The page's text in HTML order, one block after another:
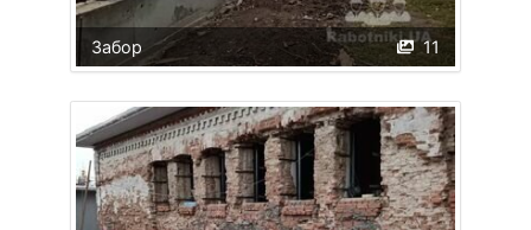
11
Забор